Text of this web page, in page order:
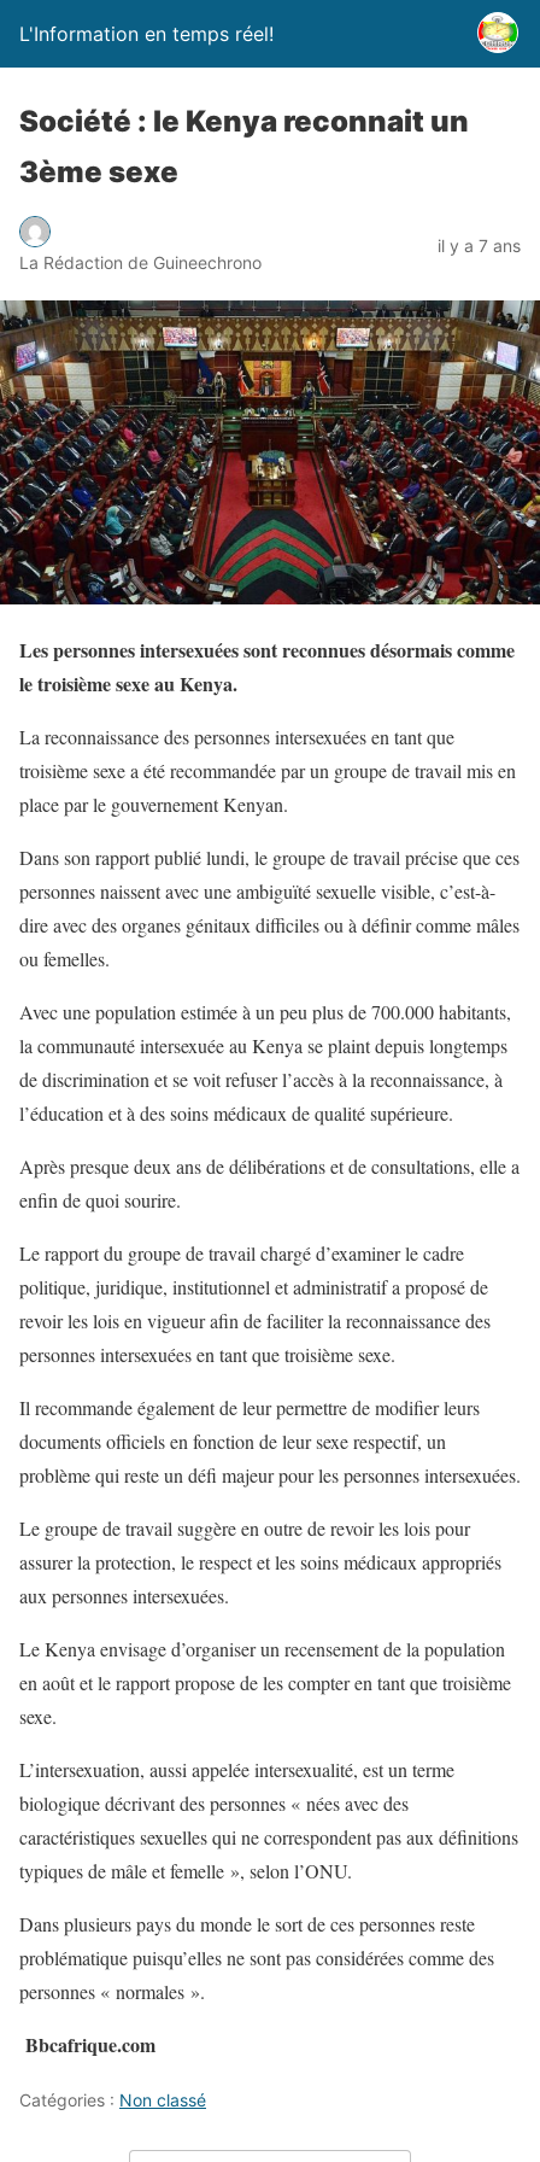
L'Information en temps réel!
Société : le Kenya reconnait un
3ème sexe
La Rédaction de Guineechrono
il y a 7 ans
Les personnes intersexuées sont reconnues désormais comme
le troisième sexe au Kenya.
La reconnaissance des personnes intersexuées en tant que
troisième sexe a été recommandée par un groupe de travail mis en
place par le gouvernement Kenyan.
Dans son rapport publié lundi, le groupe de travail précise que ces
personnes naissent avec une ambiguïté sexuelle visible, c’est-à-
dire avec des organes génitaux difficiles ou à définir comme mâles
ou femelles.
Avec une population estimée à un peu plus de 700.000 habitants,
la communauté intersexuée au Kenya se plaint depuis longtemps
de discrimination et se voit refuser l’accès à la reconnaissance, à
l’éducation et à des soins médicaux de qualité supérieure.
Après presque deux ans de délibérations et de consultations, elle a
enfin de quoi sourire.
Le rapport du groupe de travail chargé d’examiner le cadre
politique, juridique, institutionnel et administratif a proposé de
revoir les lois en vigueur afin de faciliter la reconnaissance des
personnes intersexuées en tant que troisième sexe.
Il recommande également de leur permettre de modifier leurs
documents officiels en fonction de leur sexe respectif, un
problème qui reste un défi majeur pour les personnes intersexuées.
Le groupe de travail suggère en outre de revoir les lois pour
assurer la protection, le respect et les soins médicaux appropriés
aux personnes intersexuées.
Le Kenya envisage d’organiser un recensement de la population
en août et le rapport propose de les compter en tant que troisième
sexe.
L’intersexuation, aussi appelée intersexualité, est un terme
biologique décrivant des personnes « nées avec des
caractéristiques sexuelles qui ne correspondent pas aux définitions
typiques de mâle et femelle », selon l’ONU.
Dans plusieurs pays du monde le sort de ces personnes reste
problématique puisqu’elles ne sont pas considérées comme des
personnes « normales ».
Bbcafrique.com
Catégories : Non classé